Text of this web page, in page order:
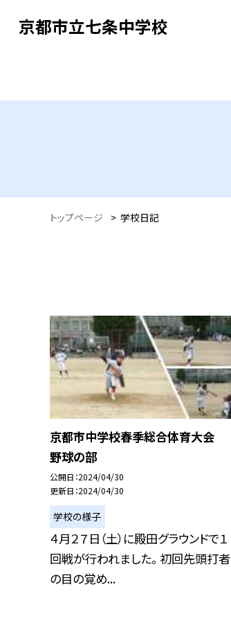
京都市立七条中学校
トップページ > 学校日記
京都市中学校春季総合体育大会
野球の部
公開日 2024/04/30
更新日 2024/04/30
学校の様子
４月２７日（土）に殿田グラウンドで１
回戦が行われました。 初回先頭打者
の目の覚め...